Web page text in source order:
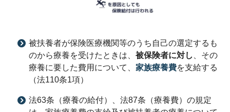
被扶養者が保険医療機関等のうち自己の選定するも
のから療養を受けたときは、 被保険者に対し
、その
療養に要した費用について、 家族療養費を支給する
（法110条1項）
法63条（療養の給付）、法87条（療養費）の規定